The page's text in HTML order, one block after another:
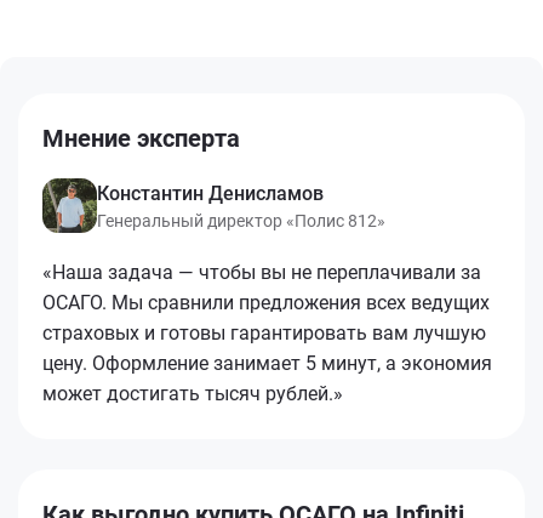
Мнение эксперта
Константин Денисламов
Генеральный директор «Полис 812»
«Наша задача — чтобы вы не переплачивали за
ОСАГО. Мы сравнили предложения всех ведущих
страховых и готовы гарантировать вам лучшую
цену. Оформление занимает 5 минут, а экономия
может достигать тысяч рублей.»